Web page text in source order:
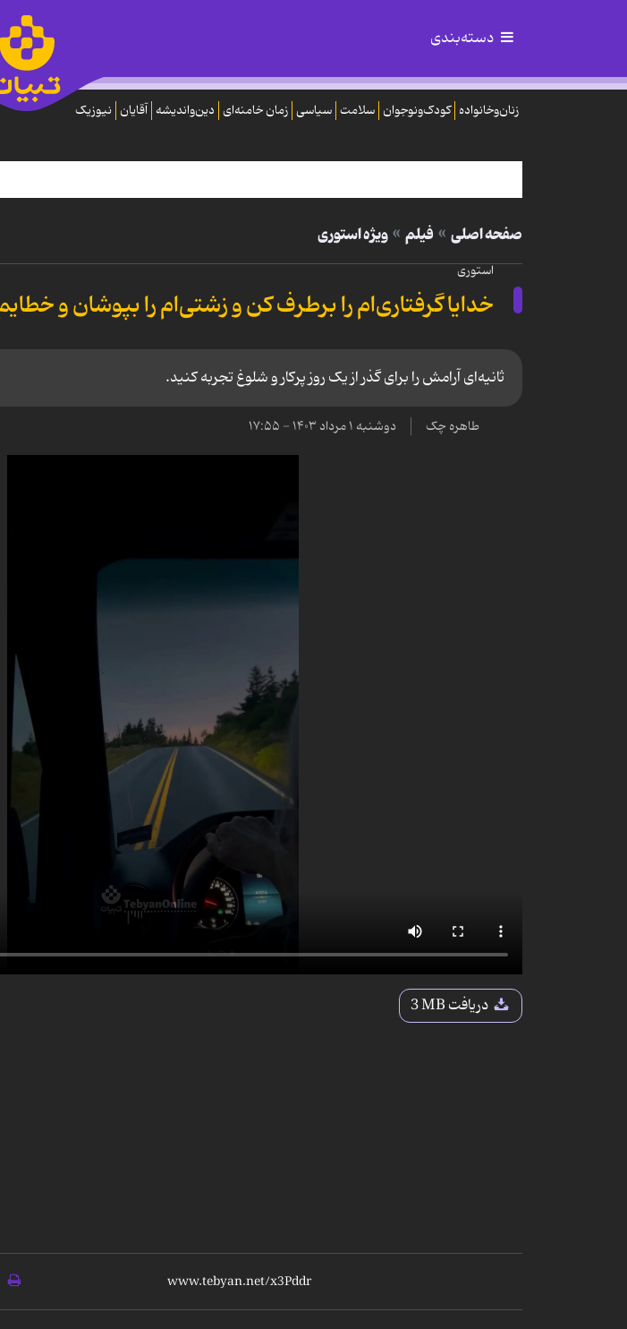
دسته‌بندی
زنان‌وخانواده کودک‌ونوجوان سلامت سیاسی زمان خامنه‌ای دین‌واندیشه آقایان نیوزیک
صفحه اصلی فیلم ویژه استوری
استوری
خدایا گرفتاری‌ام را برطرف کن و زشتی‌ام را بپوشان و خطایم
ثانیه‌ای آرامش را برای گذر از یک روز پرکار و شلوغ تجربه کنید.
طاهره چک دوشنبه ۱ مرداد ۱۴۰۳ - ۱۷:۵۵
دریافت3 MB